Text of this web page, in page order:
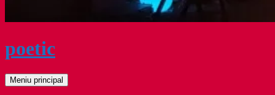
poetic
Caută
Meniu principal